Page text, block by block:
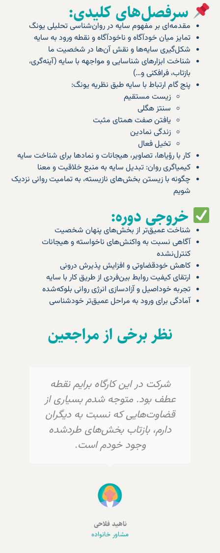
سرفصل‌های کلیدی:
مقدمه‌ای بر مفهوم سایه در روان‌شناسی تحلیلی یونگ
تمایز میان خودآگاه و ناخودآگاه و نقطه ورود به سایه
شکل‌گیری سایه‌ها و نقش آن‌ها در شخصیت ما
شناخت ابزارهای شناسایی و مواجهه با سایه (آینه‌گری،
بازتاب، فرافکنی و…)
پنج گام ارتباط با سایه طبق نظریه یونگ:
زیست مستقیم
سنتز هگلی
یافتن صفت همتای مثبت
زندگی نمادین
تخیل فعال
کار با رؤیاها، تصاویر، هیجانات و نمادها برای شناخت سایه
کیمیاگری روان: تبدیل سایه به منبع خلاقیت و معنا
چگونه با زیستن بخش‌های نازیسته، به تمامیت روانی نزدیک
شویم
خروجی دوره:
شناخت عمیق‌تر از بخش‌های پنهان شخصیت
آگاهی نسبت به واکنش‌های ناخواسته و هیجانات
کنترل‌نشده
کاهش خودقضاوتی و افزایش پذیرش درونی
ارتقای کیفیت روابط بین‌فردی از طریق کار با سایه
تجربه خوداصیل و آزادسازی انرژی روانی بلوکه‌شده
آمادگی برای ورود به مراحل عمیق‌تر خودشناسی
نظر برخی از مراجعین
شرکت در این کارگاه برایم نقطه
عطف بود. متوجه شدم بسیاری از
قضاوت‌هایی که نسبت به دیگران
دارم، بازتاب بخش‌های طردشده
وجود خودم است.
ناهید فلاحی
مشاور خانواده